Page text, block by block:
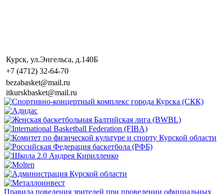
Курск, ул.Энгельса, д.140Б
+7 (4712) 32-64-70
bezabasket@mail.ru
itkurskbasket@mail.ru
Правила поведения зрителей при проведении официальных